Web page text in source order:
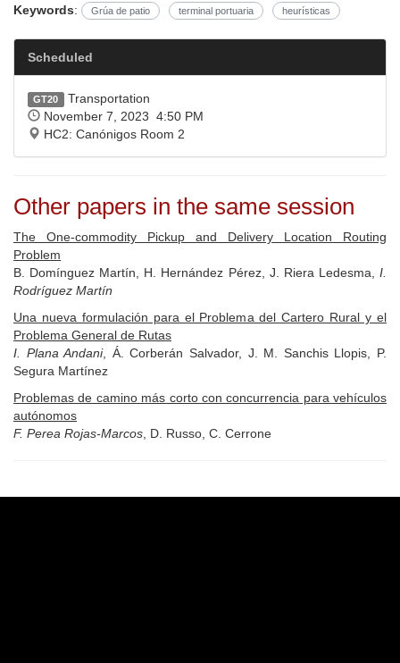
Keywords: Grúa de patio terminal portuaria heurísticas
Scheduled
GT20 Transportation
November 7, 2023 4:50 PM
HC2: Canónigos Room 2
Other papers in the same session
The One-commodity Pickup and Delivery Location Routing
Problem
B. Domínguez Martín, H. Hernández Pérez, J. Riera Ledesma, I.
Rodríguez Martín
Una nueva formulación para el Problema del Cartero Rural y el
Problema General de Rutas
I. Plana Andani, Á. Corberán Salvador, J. M. Sanchis Llopis, P.
Segura Martínez
Problemas de camino más corto con concurrencia para vehículos
autónomos
F. Perea Rojas-Marcos , D. Russo, C. Cerrone